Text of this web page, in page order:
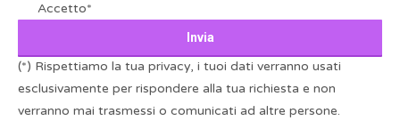
Accetto*
(*) Rispettiamo la tua privacy, i tuoi dati verranno usati
esclusivamente per rispondere alla tua richiesta e non
verranno mai trasmessi o comunicati ad altre persone.